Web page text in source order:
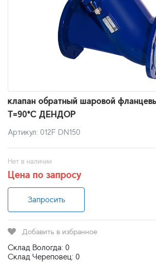
клапан обратный шаровой
Т=90*С ДЕНДОР
Артикул: 012F DN150
Нет в наличии
Цена по запросу
Запросить
Добавить в избранное
Склад Вологда: 0
Склад Череповец: 0